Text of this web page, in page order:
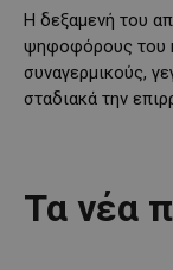
Η δεξαμενή του
ψηφοφόρους του
συναγερμικούς,
σταδιακά την
Τα νέα